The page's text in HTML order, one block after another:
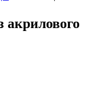
акрилового